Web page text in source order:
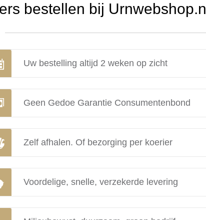
bestellen bij Urnwebshop.nl
Uw bestelling altijd 2 weken op zicht
Geen Gedoe Garantie Consumentenbond
Zelf afhalen. Of bezorging per koerier
Voordelige, snelle, verzekerde levering